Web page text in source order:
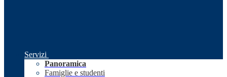
Servizi
Panoramica
Famiglie e studenti